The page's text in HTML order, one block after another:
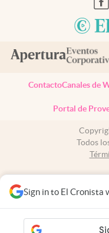
Sign in to El Cronista
ContactoCanales de
Portal de
Todos
Tel:
propiedad intelectual: